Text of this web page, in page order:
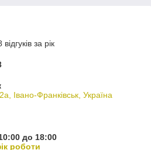
за рік
Івано-Франківськ, Україна
до 18:00
роботи